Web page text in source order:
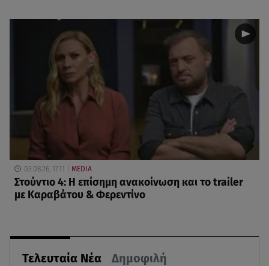
Τελευταία Νέα Δημοφιλή
03.08.26, 17:11 MEDIA
Στούντιο 4: Η επίσημη ανακοίνωση και το trailer
με Καραβάτου & Φερεντίνο